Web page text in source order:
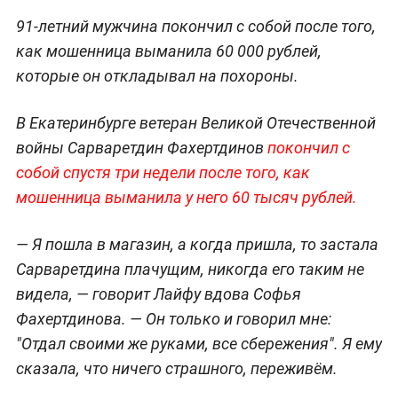
91-летний мужчина покончил с собой после того,
как мошенница выманила 60 000 рублей,
которые он откладывал на похороны.
В Екатеринбурге ветеран Великой Отечественной
войны Сарваретдин Фахертдинов покончил с
собой спустя три недели после того, как
мошенница выманила у него 60 тысяч рублей.
— Я пошла в магазин, а когда пришла, то застала
Сарваретдина плачущим, никогда его таким не
видела, — говорит Лайфу вдова Софья
Фахертдинова. — Он только и говорил мне:
"Отдал своими же руками, все сбережения". Я ему
сказала, что ничего страшного, переживём.